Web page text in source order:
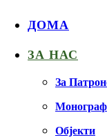
ДОМА
ЗА НАС
За
Објекти